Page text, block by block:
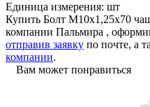
Единица измерения: шт
Купить Болт М10х1,25х70
компании Пальмира ,
отправив заявку по почте, а
компании.
Вам может понравиться